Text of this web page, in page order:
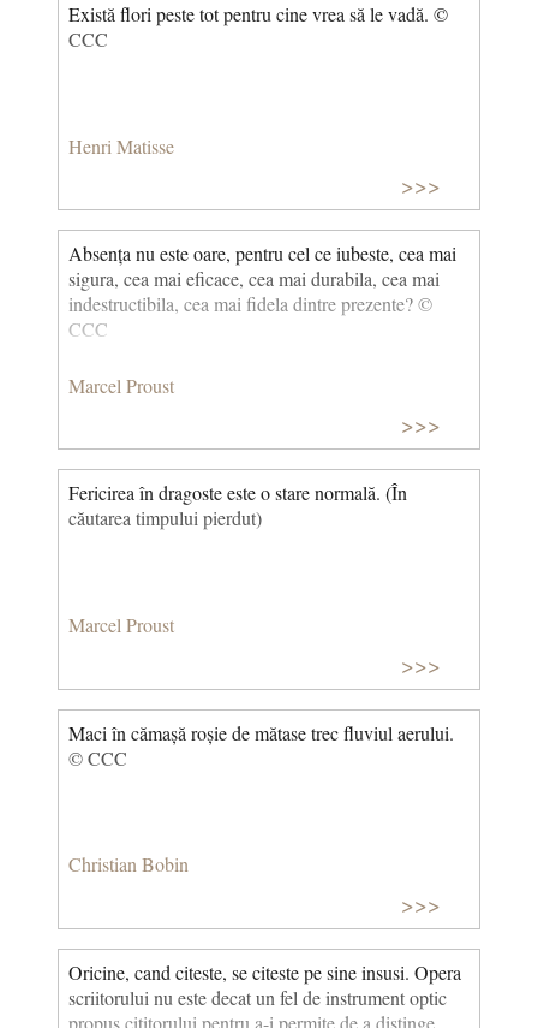
Există flori peste tot pentru cine vrea să le vadă. ©
CCC
Henri Matisse
>>>
Absența nu este oare, pentru cel ce iubeste, cea mai
sigura, cea mai eficace, cea mai durabila, cea mai
indestructibila, cea mai fidela dintre prezente? ©
CCC
Marcel Proust
>>>
Fericirea în dragoste este o stare normală. (În
căutarea timpului pierdut)
Marcel Proust
>>>
Maci în cămașă roșie de mătase trec fluviul aerului.
© CCC
Christian Bobin
>>>
Oricine, cand citeste, se citeste pe sine insusi. Opera
scriitorului nu este decat un fel de instrument optic
propus cititorului pentru a-i permite de a distinge